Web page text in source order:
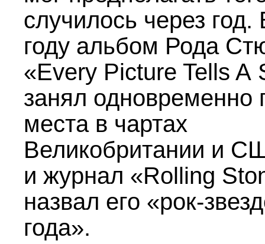
случилось через год.
году альбом Рода
«Every Picture Tells A
занял одновременно
места в чартах
Великобритании и
и журнал «Rolling
назвал его «рок-
года».